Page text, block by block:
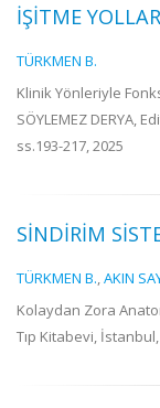
İŞİTME
TÜRKMEN B.
Klinik Yönleriyle
SÖYLEMEZ DERYA,
ss.193-217, 2025
SİNDİRİM
TÜRKMEN B.,AKIN
Kolaydan Zora
Tıp Kitabevi,